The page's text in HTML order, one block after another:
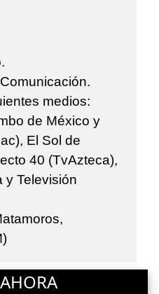
medios:
de México y
El Sol de
40 (TvAzteca),
y Televisión